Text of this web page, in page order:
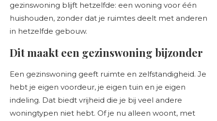
gezinswoning blijft hetzelfde: een woning voor één
huishouden, zonder dat je ruimtes deelt met anderen
in hetzelfde gebouw.
Dit maakt een gezinswoning bijzonder
Een gezinswoning geeft ruimte en zelfstandigheid. Je
hebt je eigen voordeur, je eigen tuin en je eigen
indeling. Dat biedt vrijheid die je bij veel andere
woningtypen niet hebt. Of je nu alleen woont, met